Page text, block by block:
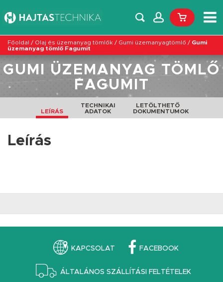
Főoldal / Olaj és üzemanyag tömlők / Gumi üzemanyagtömlő / Gumi
üzemanyag tömlő Fagumit
GUMI ÜZEMANYAG TÖMLŐ
FAGUMIT
LEÍRÁS
TECHNIKAI
ADATOK
LETÖLTHETŐ
DOKUMENTUMOK
Leírás
KAPCSOLAT FACEBOOK
ÁLTALÁNOS SZÁLLÍTÁSI FELTÉTELEK